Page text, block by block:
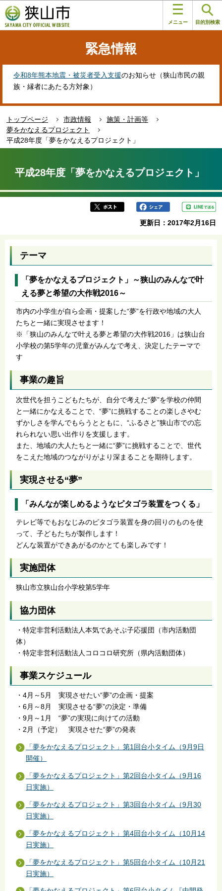
の
ペ
す
メニュー 目的別検索
緊急情報
令和8年熊本地震・被災者受入支援のお知らせ（狭山市民の親
族・縁者にあたる方対象）
トップページ 市政情報
施策・計画等
夢をかなえるプロジェクト
平成28年度「夢をかなえるプロジェクト」
か
平成28年度「夢をかなえるプロジェクト」
更新日：2017年2月16日
テーマ
「夢をかなえるプロジェクト」～狭山のみんなで叶
える夢と希望の大作戦2016～
市内の小学生が自ら企画・提案した“夢”を行政や地域の大人
たちと一緒に実現させます！
※「狭山のみんなで叶える夢と希望の大作戦2016」は狭山台
小学校の第5学年の児童がみんなで考え、決定したテーマで
す
事業の趣旨
次世代を担うこどもたちが、自分で考えた“夢”を学校の仲間
と一緒にかなえることで、“夢”に挑戦することの楽しさやむ
ずかしさを学んでもらうとともに、“ふるさと”狭山市での忘
れられない思い出作りを支援します。
また、地域の大人たちと一緒に“夢”に挑戦することで、世代
をこえた地域のつながりがより深まることを期待します。
実現させる“夢”
「みんなが楽しめるようなピタゴラ装置をつくる」
テレビ等でもおなじみのピタゴラ装置を身の回りのものを使
って、子どもたちが製作します！
どんな装置ができあがるのかとても楽しみです！
実施団体
狭山市立狭山台小学校第5学年
協力団体
・特定非営利活動法人本気であそぶ子応援団（市内活動団
体）
・特定非営利活動法人コロコロ研究所（県内活動団体）
事業スケジュール
・4月～5月 実現させたい“夢”の企画・提案
・6月～8月 実現させる“夢”の決定・準備
・9月～1月 “夢”の実現に向けての活動
・2月（予定） 実現させた“夢”の発表
「夢をかなえるプロジェクト」第1回台小タイム（9月9日
開催）
「夢をかなえるプロジェクト」第2回台小タイム（9月16
日実施）
「夢をかなえるプロジェクト」第3回台小タイム（9月30
日実施）
「夢をかなえるプロジェクト」第4回台小タイム（10月14
日実施）
「夢をかなえるプロジェクト」第5回台小タイム（10月21
日実施）